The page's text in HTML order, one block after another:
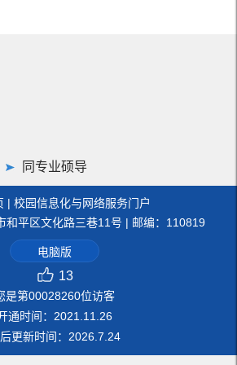
同专业硕导
| 校园信息化与网络服务门户
和平区文化路三巷11号 | 邮编：110819
电脑版
13
是第00028260位访客
通时间： 2021 11 26
更新时间： 2026 7 24